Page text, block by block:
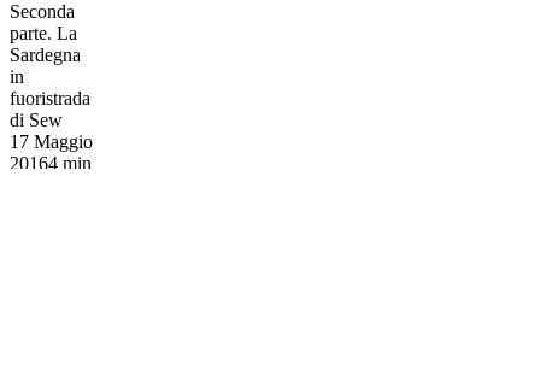
Seconda
parte. La
Sardegna
in
fuoristrada
di Sew
17 Maggio
20164 min